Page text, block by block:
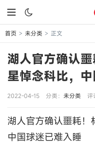
首页 > 未分类 > 正文
湖人官方确认
星悼念科比，
2022-04-15 分类： 未分类 评
湖人官方确认噩耗！
中国球迷已难入睡